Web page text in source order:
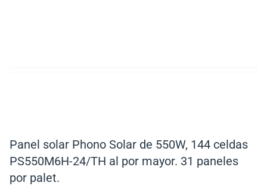
Panel solar Phono Solar de 550W, 144 celdas
PS550M6H-24/TH al por mayor. 31 paneles
por palet.